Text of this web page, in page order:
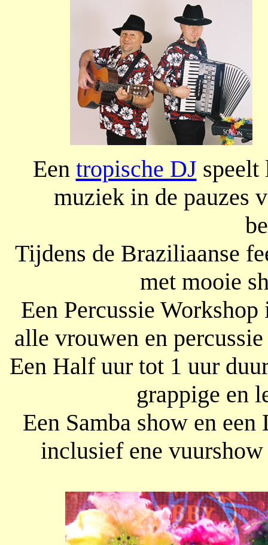
Een tropische DJ speelt
muziek in de pauzes
Tijdens de Braziliaanse
met mooie
Een Percussie
alle vrouwen en
Een Half uur tot 1 uur
grappige en
Een Samba show en
inclusief ene